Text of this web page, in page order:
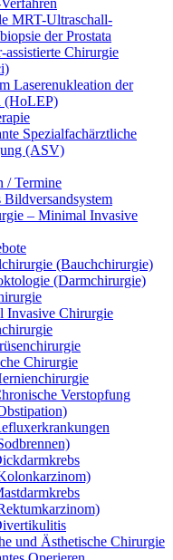
MRT-Ultraschall-
der Prostata
assistierte Chirurgie
Laserenukleation der
(HoLEP)
Spezialfachärztliche
(ASV)
/ Termine
– Minimal Invasive
(Bauchchirurgie)
(Darmchirurgie)
Invasive Chirurgie
Chirurgie
Verstopfung
und Ästhetische Chirurgie